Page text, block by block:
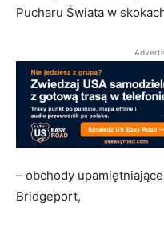
Pucharu Świata w
– obchody
Bridgeport,